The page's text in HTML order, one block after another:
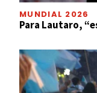
MUNDIAL 2026
Para Lautaro,